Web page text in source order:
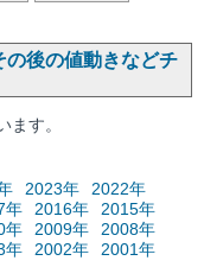
の後の値動きなどチ
す。
2023年
2022年
年 2016年
2015年
年 2009年
2008年
年 2002年
2001年